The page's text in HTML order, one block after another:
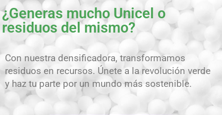
¿Generas mucho Unicel o
residuos del mismo?
Con nuestra densificadora, transformamos
residuos en recursos. Únete a la revolución verde
y haz tu parte por un mundo más sostenible.